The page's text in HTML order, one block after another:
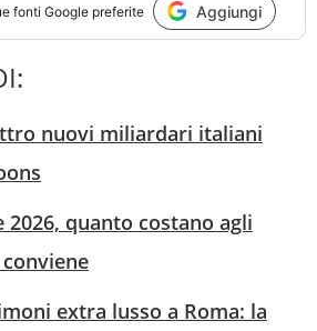
fonti Google preferite Aggiungi
nuovi miliardari italiani
2026, quanto costano agli
extra lusso a Roma: la